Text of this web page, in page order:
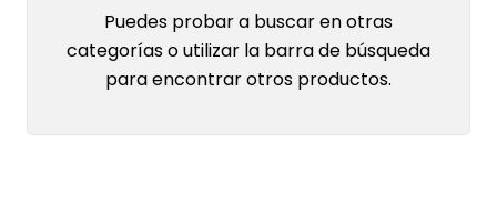
Puedes probar a buscar en otras
categorías o utilizar la barra de búsqueda
para encontrar otros productos.